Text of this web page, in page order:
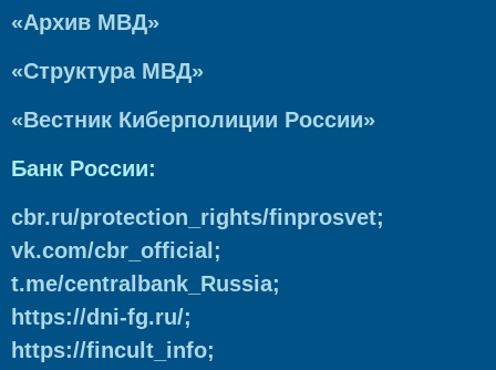
«Архив МВД»
«Структура МВД»
«Вестник Киберполиции России»
Банк России:
cbr.ru/protection_rights/finprosvet;
vk.com/cbr_official;
t.me/centralbank_Russia;
https://dni-fg.ru/;
https://fincult_info;